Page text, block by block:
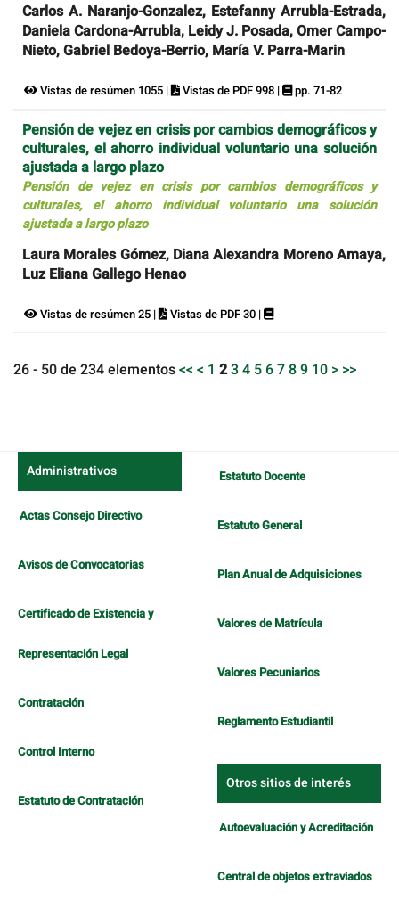
Carlos A. Naranjo-Gonzalez, Estefanny Arrubla-Estrada,
Daniela Cardona-Arrubla, Leidy J. Posada, Omer Campo-
Nieto, Gabriel Bedoya-Berrio, María V. Parra-Marin
Vistas de resúmen 1055 | Vistas de PDF 998 | pp. 71-82
Pensión de vejez en crisis por cambios demográficos y
culturales, el ahorro individual voluntario una solución
ajustada a largo plazo
Pensión de vejez en crisis por cambios demográficos y
culturales, el ahorro individual voluntario una solución
ajustada a largo plazo
Laura Morales Gómez, Diana Alexandra Moreno Amaya,
Luz Eliana Gallego Henao
Vistas de resúmen 25 | Vistas de PDF 30 |
26 - 50 de 234 elementos<< < 1 234 56789 10 > >>
Administrativos
Actas Consejo Directivo
Avisos de Convocatorias
Certificado de Existencia y
Representación Legal
Contratación
Control Interno
Estatuto de Contratación
Estatuto Docente
Estatuto General
Plan Anual de Adquisiciones
Valores de Matrícula
Valores Pecuniarios
Reglamento Estudiantil
Otros sitios de interés
Autoevaluación y Acreditación
Central de objetos extraviados